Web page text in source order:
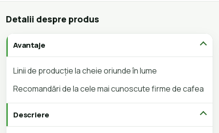
Detalii despre produs
Avantaje
Linii de producție la cheie oriunde în lume
Recomandări de la cele mai cunoscute firme de cafea
Descriere